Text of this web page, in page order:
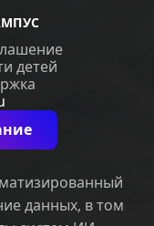
детей
данных, в том